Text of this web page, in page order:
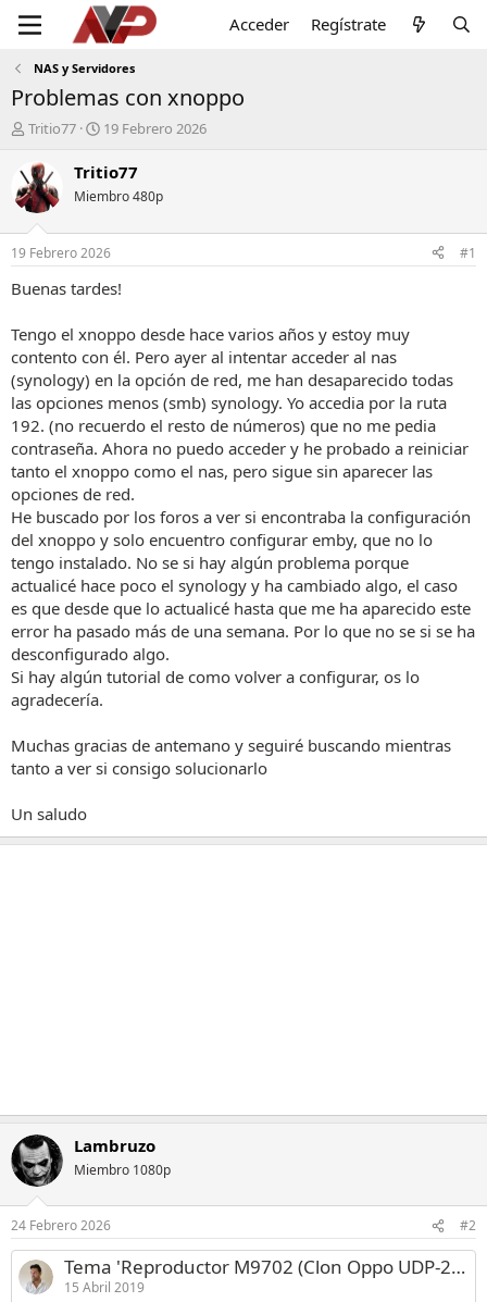
Acceder Regístrate
NAS y Servidores
Problemas con xnoppo
I
c
i
a
d
o
r
l
t
e
m
a
Tritio77
F
c
h
a
e
i
n
i
o
19 Febrero 2026
Tritio77
Miembro 480p
19 Febrero 2026 #1
Buenas tardes!
Tengo el xnoppo desde hace varios años y estoy muy
contento con él. Pero ayer al intentar acceder al nas
(synology) en la opción de red, me han desaparecido todas
las opciones menos (smb) synology. Yo accedia por la ruta
192. (no recuerdo el resto de números) que no me pedia
contraseña. Ahora no puedo acceder y he probado a reiniciar
tanto el xnoppo como el nas, pero sigue sin aparecer las
opciones de red.
He buscado por los foros a ver si encontraba la configuración
del xnoppo y solo encuentro configurar emby, que no lo
tengo instalado. No se si hay algún problema porque
actualicé hace poco el synology y ha cambiado algo, el caso
es que desde que lo actualicé hasta que me ha aparecido este
error ha pasado más de una semana. Por lo que no se si se ha
desconfigurado algo.
Si hay algún tutorial de como volver a configurar, os lo
agradecería.
Muchas gracias de antemano y seguiré buscando mientras
tanto a ver si consigo solucionarlo
Un saludo
Lambruzo
Miembro 1080p
24 Febrero 2026 #2
Tema 'Reproductor M9702 (Clon Oppo UDP-203 - Chinoppo)'
15 Abril 2019